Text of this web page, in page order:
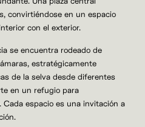
convirtiéndose en un espacio
con el exterior.
se encuentra rodeado de
estratégicamente
de la selva desde diferentes
en un refugio para
espacio es una invitación a